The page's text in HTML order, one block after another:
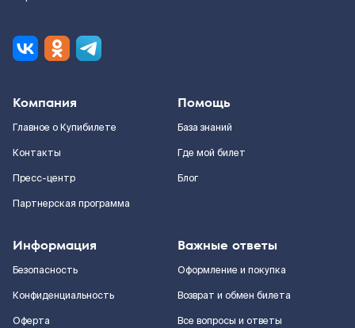
Компания
Главное о Купибилете
Контакты
Пресс-центр
Партнерская программа
Помощь
База знаний
Где мой билет
Блог
Информация
Безопасность
Конфиденциальность
Оферта
Важные ответы
Оформление и покупка
Возврат и обмен билета
Все вопросы и ответы